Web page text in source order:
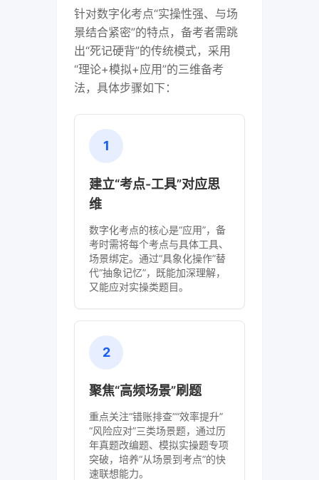
针对数字化考点“实操性强、与场
景结合紧密”的特点，备考者需跳
出“死记硬背”的传统模式，采用
“理论+模拟+应用”的三维备考
法，具体步骤如下：
1
建立“考点-工具”对应思
维
数字化考点的核心是“应用”，备
考时需将每个考点与具体工具、
场景绑定。通过“具象化操作”替
代“抽象记忆”，既能加深理解，
又能应对实操类题目。
2
聚焦“高频场景”刷题
重点关注“错账排查”“效率提升”
“风险应对”三类场景题，通过历
年真题改编题、模拟实操题专项
突破，培养“从场景到考点”的快
速联想能力。